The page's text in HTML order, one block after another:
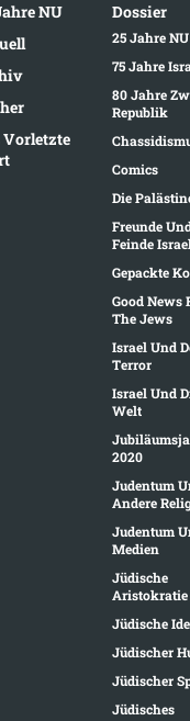
NU
Vorletzte
Dossier
25 Jahre NU
75 Jahre
80 Jahre
Republik
Comics
Die
Freunde
Feinde
Gepackte
Good News
The Jews
Israel Und
Terror
Israel Und
Welt
2020
Judentum
Andere
Judentum
Medien
Jüdische
Aristokratie
Jüdische
Jüdischer
Jüdischer
Jüdisches